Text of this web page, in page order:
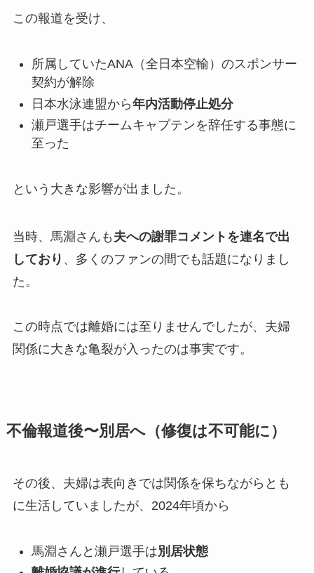
この報道を受け、
所属していたANA（全日本空輸）のスポンサー
契約が解除
日本水泳連盟から年内活動停止処分
瀬戸選手はチームキャプテンを辞任する事態に
至った
という大きな影響が出ました。
当時、馬淵さんも 夫への謝罪コメントを連名で出
しており 、多くのファンの間でも話題になりまし
た。
この時点では離婚には至りませんでしたが、夫婦
関係に大きな亀裂が入ったのは事実です。
不倫報道後〜別居へ（修復は不可能に）
その後、夫婦は表向きでは関係を保ちながらとも
に生活していましたが、2024年頃から
馬淵さんと瀬戸選手は別居状態